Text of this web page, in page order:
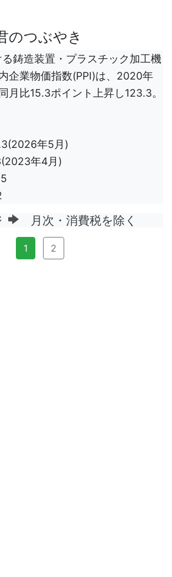
のつぶやき
鋳造装置・プラスチック加工機
企業物価指数(PPI)は、2020年
月比15.3ポイント上昇し123.3。
年5月)
年4月)
月次・消費税を除く
1 2